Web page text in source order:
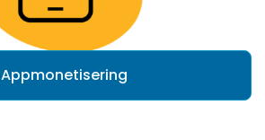
Appmonetisering